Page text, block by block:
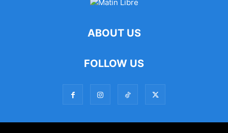
ABOUT US
FOLLOW US